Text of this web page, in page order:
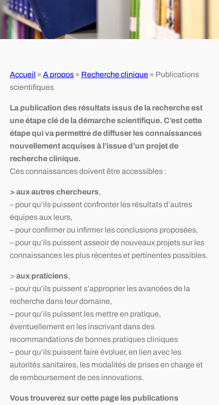
Accueil » A propos » Recherche clinique » Publications
scientifiques
La publication des résultats issus de la recherche est
une étape clé de la démarche scientifique. C’est cette
étape qui va permettre de diffuser les connaissances
nouvellement acquises à l’issue d’un projet de
recherche clinique.
Ces connaissances doivent être accessibles :
> aux autres chercheurs,
– pour qu’ils puissent confronter les résultats d’autres
équipes aux leurs,
– pour confirmer ou infirmer les conclusions proposées,
– pour qu’ils puissent asseoir de nouveaux projets sur les
connaissances les plus récentes et pertinentes possibles.
> aux praticiens,
– pour qu’ils puissent s’approprier les avancées de la
recherche dans leur domaine,
– pour qu’ils puissent les mettre en pratique,
éventuellement en les inscrivant dans des
recommandations de bonnes pratiques cliniques
– pour qu’ils puissent faire évoluer, en lien avec les
autorités sanitaires, les modalités de prises en charge et
de remboursement de ces innovations.
Vous trouverez sur cette page les publications